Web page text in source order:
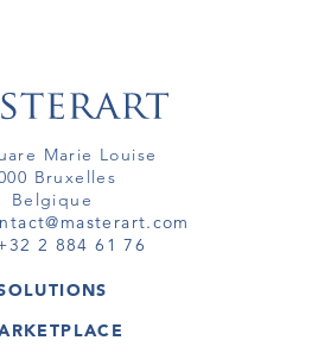
Marie Louise
Bruxelles
Belgique
2 884 61 76
GALERIE